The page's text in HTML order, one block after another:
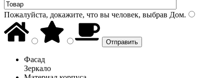
Пожалуйста, докажите, что вы человек, выбрав Дом.
Фасад
Зеркало